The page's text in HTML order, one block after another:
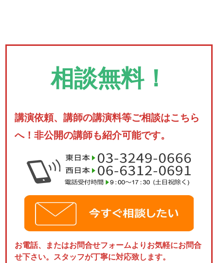
相談無料！
講演依頼、講師の講演料等ご相談はこちら
へ！非公開の講師も紹介可能です。
お電話、またはお問合せフォームよりお気軽にお問合
せ下さい。スタッフが丁寧に対応致します。